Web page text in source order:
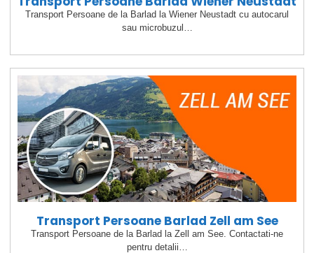
Transport Persoane de la Barlad la Wiener Neustadt cu autocarul
sau microbuzul…
Transport Persoane Barlad Zell am See
Transport Persoane de la Barlad la Zell am See. Contactati-ne
pentru detalii…